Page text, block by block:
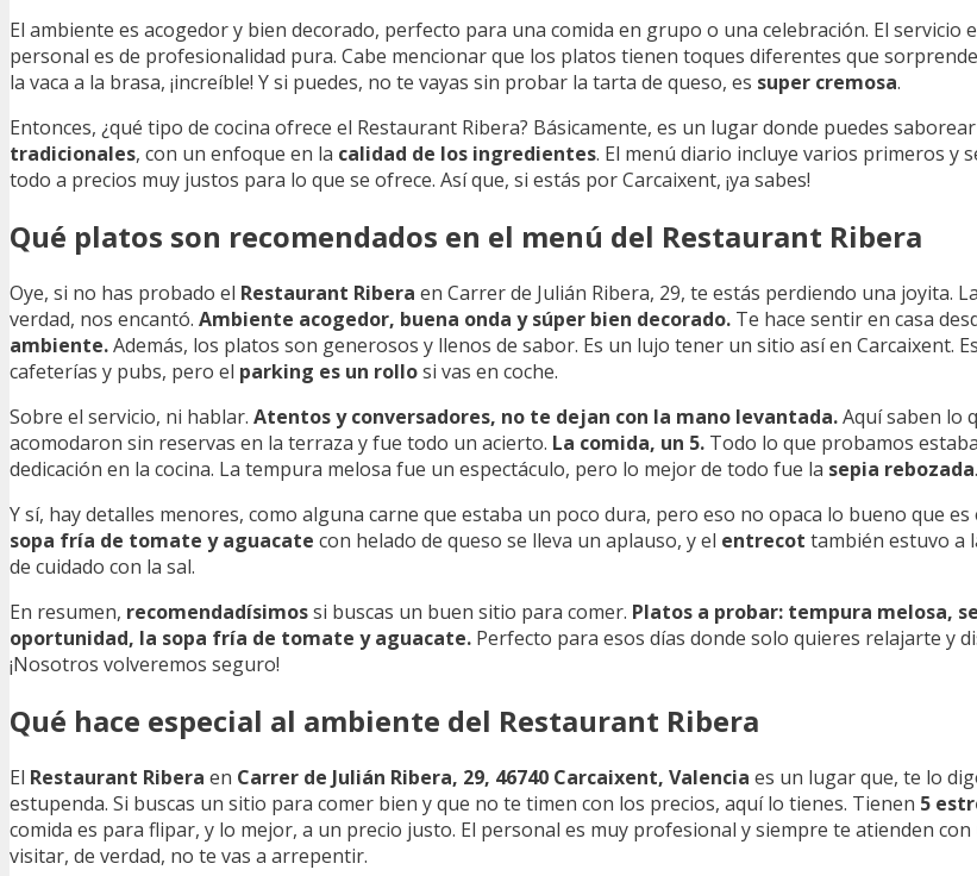
El ambiente es acogedor y bien decorado, perfecto para una comida en grupo o una celebración. El servicio
personal es de profesionalidad pura. Cabe mencionar que los platos tienen toques diferentes que
la vaca a la brasa, ¡increíble! Y si puedes, no te vayas sin probar la tarta de queso, es super cremosa.
Entonces, ¿qué tipo de cocina ofrece el Restaurant Ribera? Básicamente, es un lugar donde puedes saborear
tradicionales, con un enfoque en la calidad de los ingredientes. El menú diario incluye varios primeros y
todo a precios muy justos para lo que se ofrece. Así que, si estás por Carcaixent, ¡ya sabes!
Qué platos son recomendados en el menú del Restaurant Ribera
Oye, si no has probado el Restaurant Ribera en Carrer de Julián Ribera, 29, te estás perdiendo una joyita.
verdad, nos encantó. Ambiente acogedor, buena onda y súper bien decorado. Te hace sentir en casa
ambiente.Además, los platos son generosos y llenos de sabor. Es un lujo tener un sitio así en Carcaixent.
cafeterías y pubs, pero el parking es un rollosi vas en coche.
Sobre el servicio, ni hablar. Atentos y conversadores, no te dejan con la mano levantada.Aquí saben lo
acomodaron sin reservas en la terraza y fue todo un acierto. La comida, un 5. Todo lo que probamos estaba
dedicación en la cocina. La tempura melosa fue un espectáculo, pero lo mejor de todo fue la sepia rebozada
Y sí, hay detalles menores, como alguna carne que estaba un poco dura, pero eso no opaca lo bueno que es
sopa fría de tomate y aguacate con helado de queso se lleva un aplauso, y el entrecot también estuvo a
de cuidado con la sal.
En resumen, recomendadísimossi buscas un buen sitio para comer. Platos a probar: tempura melosa,
oportunidad, la sopa fría de tomate y aguacate. Perfecto para esos días donde solo quieres relajarte y
¡Nosotros volveremos seguro!
Qué hace especial al ambiente del Restaurant Ribera
El Restaurant Ribera en Carrer de Julián Ribera, 29, 46740 Carcaixent, Valencia es un lugar que, te lo
estupenda. Si buscas un sitio para comer bien y que no te timen con los precios, aquí lo tienes. Tienen 5
comida es para flipar, y lo mejor, a un precio justo. El personal es muy profesional y siempre te atienden
visitar, de verdad, no te vas a arrepentir.